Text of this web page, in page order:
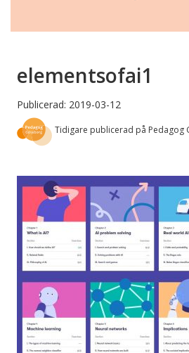
elementsofai1
Publicerad: 2019-03-12
Tidigare publicerad på Pedagog